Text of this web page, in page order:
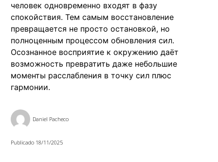
человек одновременно входят в фазу
спокойствия. Тем самым восстановление
превращается не просто остановкой, но
полноценным процессом обновления сил.
Осознанное восприятие к окружению даёт
возможность превратить даже небольшие
моменты расслабления в точку сил плюс
гармонии.
Daniel Pacheco
Publicado 18/11/2025